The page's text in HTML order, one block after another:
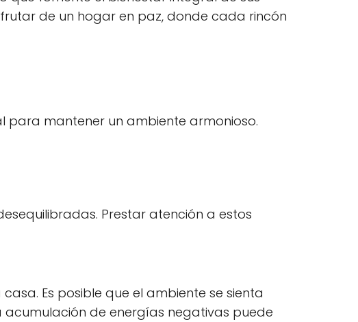
de un hogar en paz, donde cada rincón
para mantener un ambiente armonioso.
Prestar atención a estos
Es posible que el ambiente se sienta
de energías negativas puede